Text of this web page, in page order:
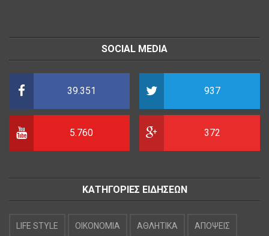
SOCIAL MEDIA
39.351 937
5.760 372
ΚΑΤΗΓΟΡΙΕΣ ΕΙΔΗΣΕΩΝ
LIFE STYLE OIKONOMIA ΑΘΛΗΤΙΚΑ ΑΠΟΨΕΙΣ